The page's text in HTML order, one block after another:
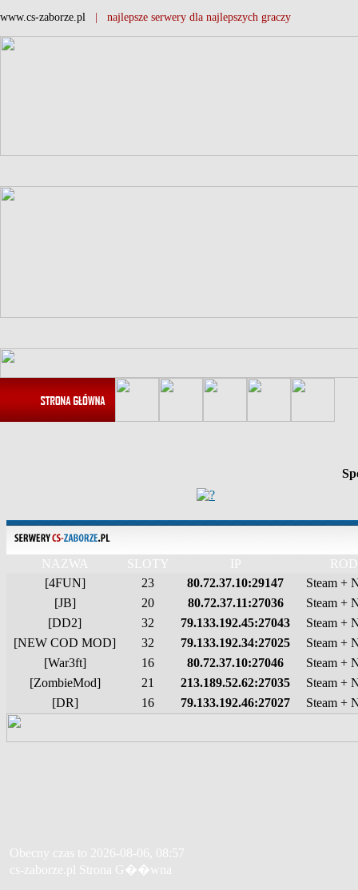
www.cs-zaborze.pl | najlepsze serwery dla najlepszych graczy
NAZWA SLOTY IP
[4FUN]
23 80.72.37.10:29147
Steam +
[JB]
20 80.72.37.11:27036
Steam +
[DD2]
32 79.133.192.45:27043
Steam +
[NEW COD MOD]
32 79.133.192.34:27025
Steam +
[War3ft]
16 80.72.37.10:27046
Steam +
[ZombieMod]
21 213.189.52.62:27035
Steam +
[DR]
16 79.133.192.46:27027 Steam +
Obecny czas to 2026-08-06, 08:57
cs-zaborze.pl Strona G��wna